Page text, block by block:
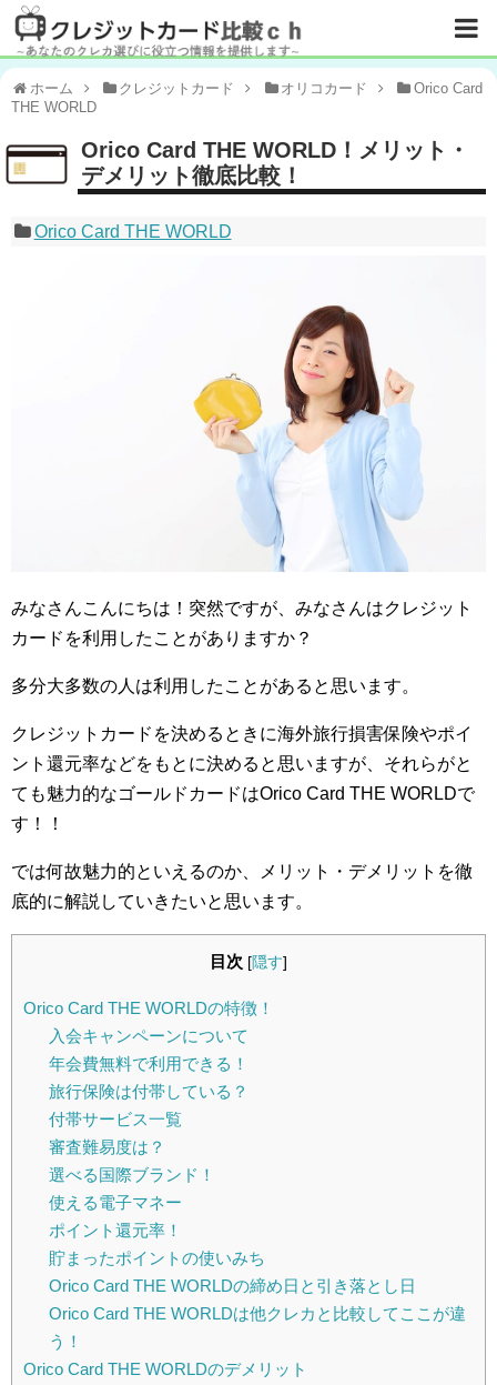
ホーム クレジットカード オリコカード
Orico Card
THE WORLD
Orico Card THE WORLD！メリット・
デメリット徹底比較！
Orico Card THE WORLD
みなさんこんにちは！突然ですが、みなさんはクレジット
カードを利用したことがありますか？
多分大多数の人は利用したことがあると思います。
クレジットカードを決めるときに海外旅行損害保険やポイ
ント還元率などをもとに決めると思いますが、それらがと
ても魅力的なゴールドカードはOrico Card THE WORLDで
す！！
では何故魅力的といえるのか、メリット・デメリットを徹
底的に解説していきたいと思います。
目次 [隠す]
Orico Card THE WORLDの特徴！
入会キャンペーンについて
年会費無料で利用できる！
旅行保険は付帯している？
付帯サービス一覧
審査難易度は？
選べる国際ブランド！
使える電子マネー
ポイント還元率！
貯まったポイントの使いみち
Orico Card THE WORLDの締め日と引き落とし日
Orico Card THE WORLDは他クレカと比較してここが違
う！
Orico Card THE WORLDのデメリット